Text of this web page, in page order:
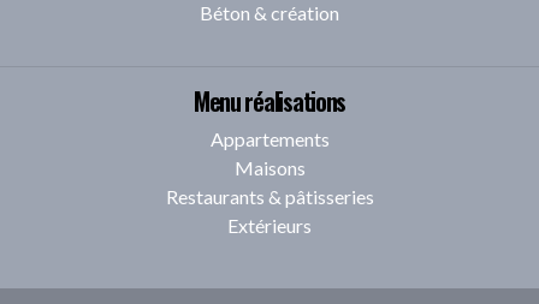
Béton & création
Menu réalisations
Appartements
Maisons
Restaurants & pâtisseries
Extérieurs